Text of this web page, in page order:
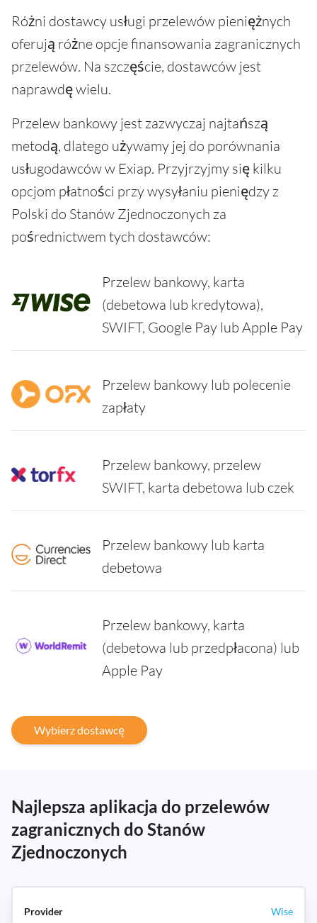
Różni dostawcy usługi przelewów pieniężnych
oferują różne opcje finansowania zagranicznych
przelewów. Na szczęście, dostawców jest
naprawdę wielu.
Przelew bankowy jest zazwyczaj najtańszą
metodą, dlatego używamy jej do porównania
usługodawców w Exiap. Przyjrzyjmy się kilku
opcjom płatności przy wysyłaniu pieniędzy z
Polski do Stanów Zjednoczonych za
pośrednictwem tych dostawców:
Przelew bankowy, karta
(debetowa lub kredytowa),
SWIFT, Google Pay lub Apple Pay
Przelew bankowy lub polecenie
zapłaty
Przelew bankowy, przelew
SWIFT, karta debetowa lub czek
Przelew bankowy lub karta
debetowa
Przelew bankowy, karta
(debetowa lub przedpłacona) lub
Apple Pay
Wybierz dostawcę
Najlepsza aplikacja do przelewów
zagranicznych do Stanów
Zjednoczonych
Wise